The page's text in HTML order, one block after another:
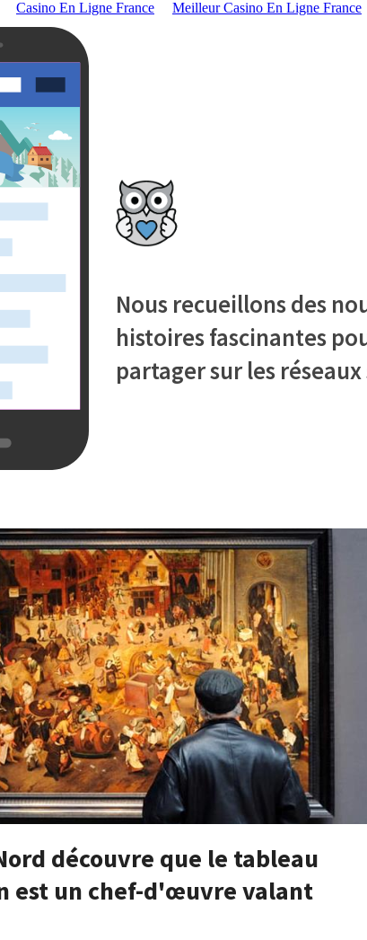
Casino En Ligne France Meilleur Casino En Ligne France
Nous recueillons des
histoires fascinantes
partager sur les
découvre que le tableau
est un chef-d'œuvre valant